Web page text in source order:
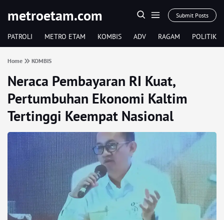
metroetam.com Submit Posts
PATROLI METRO ETAM KOMBIS ADV RAGAM POLITIK
Home KOMBIS
Neraca Pembayaran RI Kuat,
Pertumbuhan Ekonomi Kaltim
Tertinggi Keempat Nasional